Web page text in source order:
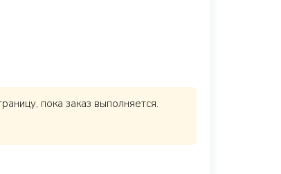
пока заказ выполняется.